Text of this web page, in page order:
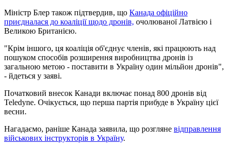
Міністр Блер також підтвердив, що Канада офіційно
приєдналася до коаліції щодо дронів, очолюваної Латвією і
Великою Британією.
"Крім іншого, ця коаліція об'єднує членів, які працюють над
пошуком способів розширення виробництва дронів із
загальною метою - поставити в Україну один мільйон дронів",
- йдеться у заяві.
Початковий внесок Канади включає понад 800 дронів від
Teledyne. Очікується, що перша партія прибуде в Україну цієї
весни.
Нагадаємо, раніше Канада заявила, що розгляне відправлення
військових інструкторів в Україну.